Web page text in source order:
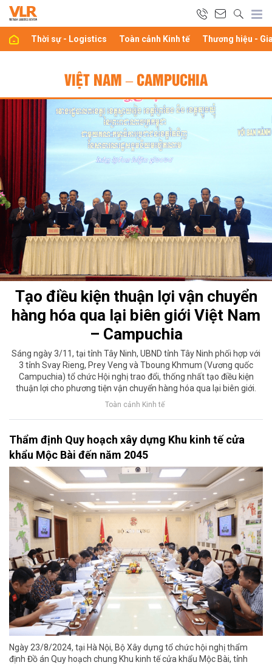
Thời sự - Logistics Toàn cảnh Kinh tế Thương hiệu -
VIỆT NAM – CAMPUCHIA
Tạo điều kiện thuận lợi vận chuyển
hàng hóa qua lại biên giới Việt Nam
– Campuchia
Sáng ngày 3/11, tại tỉnh Tây Ninh, UBND tỉnh Tây Ninh phối hợp với
3 tỉnh Svay Rieng, Prey Veng và Tboung Khmum (Vương quốc
Campuchia) tổ chức Hội nghị trao đổi, thống nhất tạo điều kiện
thuận lợi cho phương tiện vận chuyển hàng hóa qua lại biên giới.
Toàn cảnh Kinh tế
Thẩm định Quy hoạch xây dựng Khu kinh tế cửa
khẩu Mộc Bài đến năm 2045
Ngày 23/8/2024, tại Hà Nội, Bộ Xây dựng tổ chức hội nghị thẩm
định Đồ án Quy hoạch chung Khu kinh tế cửa khẩu Mộc Bài, tỉnh